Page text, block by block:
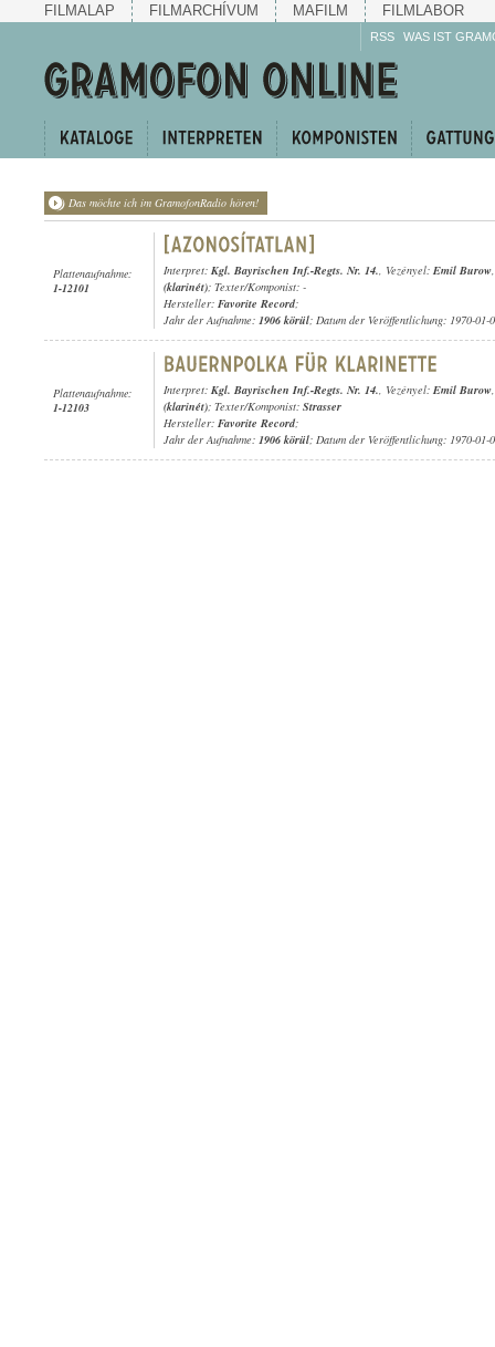
FILMALAP FILMARCHÍVUM MAFILM FILMLABOR
RSS WAS IST
Das möchte ich im GramofonRadio hören!
Plattenaufnahme:
1-12101
Interpret: Kgl. Bayrischen Inf.-Regts. Nr. 14., Vezényel: Emil Burow
(klarinét); Texter/Komponist: -
Hersteller: Favorite Record;
Jahr der Aufnahme: 1906 körül; Datum der Veröffentlichung: 1970-01-
Plattenaufnahme:
1-12103
Interpret: Kgl. Bayrischen Inf.-Regts. Nr. 14., Vezényel: Emil Burow
(klarinét); Texter/Komponist: Strasser
Hersteller: Favorite Record;
Jahr der Aufnahme: 1906 körül; Datum der Veröffentlichung: 1970-01-